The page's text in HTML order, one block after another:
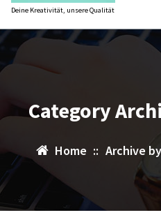
Deine Kreativität, unsere Qualität
Category
Home :: Archive